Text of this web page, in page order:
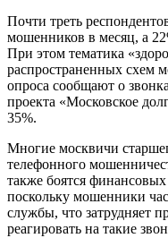
Почти треть
мошенников в месяц, а
При этом тематика
распространенных схем
опроса сообщают о
проекта «Московское
35%.
Многие москвичи
телефонного
также боятся финансовых
поскольку мошенники
службы, что затрудняет
реагировать на такие